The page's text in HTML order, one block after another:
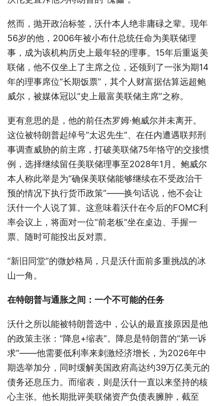
然而，抛开政治标签，沃什本人绝非庸碌之辈。现年
56岁的他，2006年被小布什总统任命为美联储理
事，成为该机构历史上最年轻的理事。15年后重返美
联储，他不仅坐上了主席之位，还领到了一张为期14
年的理事席位“长期饭票”，其个人财富据估算远超鲍
威尔，被媒体冠以“史上最富美联储主席”之称。
更有意思的是，他的前任杰罗姆·鲍威尔并未离开。
这位被特朗普起绰号“太迟先生”、在任内遭遇联邦刑
事调查威胁的前主席，打破美联储75年恪守的交接惯
例，选择继续留任美联储理事至2028年1月。鲍威尔
本人称此举是为“确保美联储能够继续在不受政治干
预的情况下执行货币政策”——换句话说，他不会让
沃什一个人说了算。这意味着沃什在今后的FOMC利
率会议上，将面对一位“前老板”坐在桌边、手握一
票、随时可能投出反对票。
“新旧同堂”的微妙格局，只是沃什面前多重挑战的冰
山一角。
在特朗普与通胀之间：一个不可能的任务
沃什之所以能被特朗普选中，公认的最直接原因是他
的政策主张：“降息+缩表”。降息是特朗普的“第一诉
求”——他需要低利率来刺激经济增长，为2026年中
期选举加分，同时缓解美国政府高达约39万亿美元的
债务还息压力。而缩表，则是沃什一直以来坚持的核
心主张。他长期批评美联储资产负债表臃肿，截至